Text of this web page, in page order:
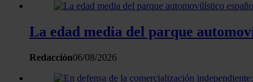
La edad media del parque
Redacción06/08/2026